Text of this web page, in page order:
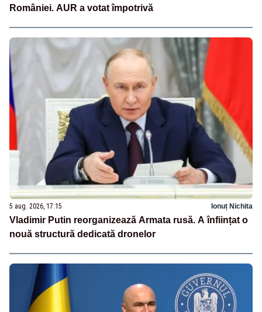
României. AUR a votat împotrivă
5 aug. 2026, 17:15 Ionuț Nichita
Vladimir Putin reorganizează Armata rusă. A înființat o
nouă structură dedicată dronelor